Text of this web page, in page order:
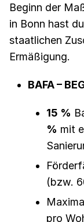
Beginn der
in Bonn hast
staatlichen
Ermäßigung.
BAFA –
15 %
% mit
(bzw.
pro